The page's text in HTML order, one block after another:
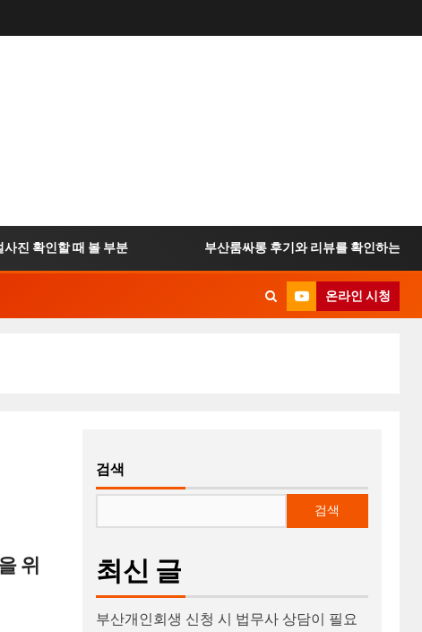
확인할 때 볼 부분 부산룸싸롱 후기와 리뷰를 확인하는 방법
온라인 시청
위
검색
검색
최신 글
부산개인회생 신청 시 법무사 상담이 필요